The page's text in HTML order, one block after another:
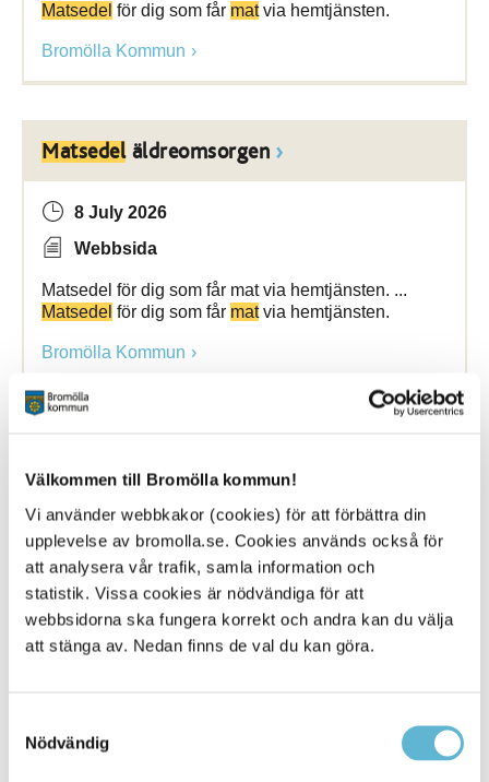
Välkommen till Bromölla kommun!
Vi använder webbkakor (cookies) för att förbättra din
upplevelse av bromolla.se. Cookies används också för
att analysera vår trafik, samla information och
statistik. Vissa cookies är nödvändiga för att
webbsidorna ska fungera korrekt och andra kan du välja
att stänga av. Nedan finns de val du kan göra.
Nödvändig
Matsedel för dig som får matvia hemtjänsten.
Bromölla Kommun
Matsedeläldreomsorgen
8 July 2026
Webbsida
Matsedel för dig som får mat via hemtjänsten. ...
Matsedel för dig som får matvia hemtjänsten.
Bromölla Kommun
27 November 2025
Webbsida
Nyfiken på vad är för mat idag? Här hittar du våra
veckomatsedlar. ... Nyfiken på vad är förmatidag?
Här hittar du våra
veckomatsedlar